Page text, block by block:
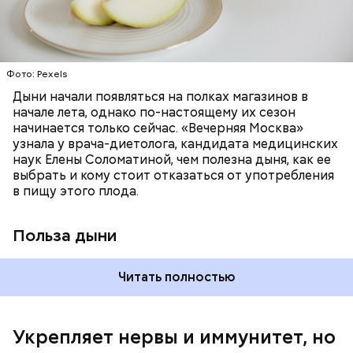
Фото: Pexels
Дыни начали появляться на полках магазинов в
начале лета, однако по-настоящему их сезон
начинается только сейчас. «Вечерняя Москва»
узнала у врача-диетолога, кандидата медицинских
наук Елены Соломатиной, чем полезна дыня, как ее
выбрать и кому стоит отказаться от употребления
в пищу этого плода.
Польза дыни
лютеин и зеаксантин — эти каротиноиды
отлично поддерживают наше зрение;
калий — оказывает мочегонное действие,
поддерживает сердечно-сосудистую
систему и предотвращает скачки давления;
магний — помогает калию и не дает сосудам
спазмироваться.
Читать полностью
Укрепляет нервы и иммунитет, но
По мнению специалиста, здоровому человеку
достаточно включать щавель в рацион несколько
раз в месяц. В небольших количествах в свежем